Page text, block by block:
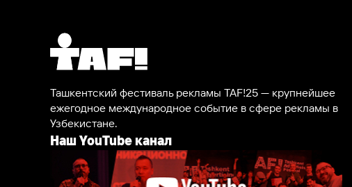
Ташкентский фестиваль рекламы TAF!25 — крупнейшее
ежегодное международное событие в сфере рекламы в
Узбекистане.
Наш YouTube канал